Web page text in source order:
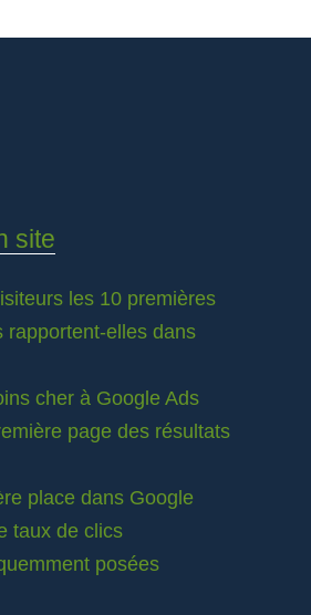
site
les 10 premières
rapportent-elles dans
cher à Google Ads
page des résultats
place dans Google
taux de clics
posées